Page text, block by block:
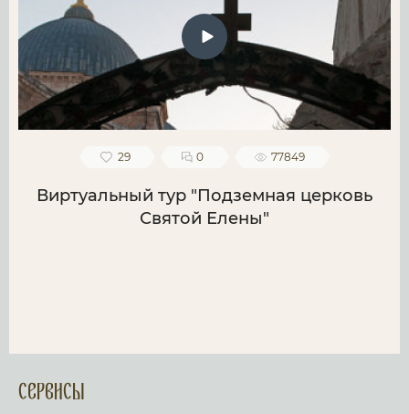
29 0 77849
Виртуальный тур "Подземная церковь
Святой Елены"
Сервисы